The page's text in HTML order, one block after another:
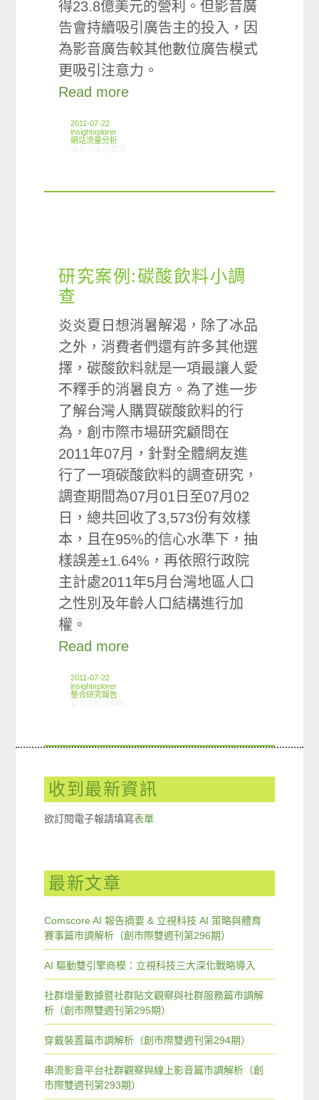
得23.8億美元的營利。但影音廣
告會持續吸引廣告主的投入，因
為影音廣告較其他數位廣告模式
更吸引注意力。
Read more
2011-07-22
insightxplorer
網站流量分析
研究案例:碳酸飲料小調
查
炎炎夏日想消暑解渴，除了冰品
之外，消費者們還有許多其他選
擇，碳酸飲料就是一項最讓人愛
不釋手的消暑良方。為了進一步
了解台灣人購買碳酸飲料的行
為，創市際市場研究顧問在
2011年07月，針對全體網友進
行了一項碳酸飲料的調查研究，
調查期間為07月01日至07月02
日，總共回收了3,573份有效樣
本，且在95%的信心水準下，抽
樣誤差±1.64%，再依照行政院
主計處2011年5月台灣地區人口
之性別及年齡人口結構進行加
權。
Read more
2011-07-22
insightxplorer
整合研究報告
收到最新資訊
欲訂閱電子報請填寫表單
最新文章
Comscore AI 報告摘要 & 立視科技 AI 策略與體育
賽事篇市調解析（創市際雙週刊第296期）
AI 驅動雙引擎商模：立視科技三大深化戰略導入
社群增量數據暨社群貼文觀察與社群服務篇市調解
析（創市際雙週刊第295期）
穿戴裝置篇市調解析（創市際雙週刊第294期）
串流影音平台社群觀察與線上影音篇市調解析（創
市際雙週刊第293期）